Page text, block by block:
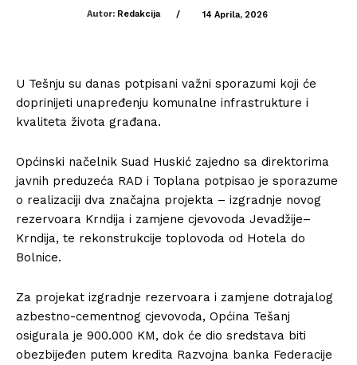
Autor: Redakcija / 14 Aprila, 2026
U Tešnju su danas potpisani važni sporazumi koji će
doprinijeti unapređenju komunalne infrastrukture i
kvaliteta života građana.
Općinski načelnik Suad Huskić zajedno sa direktorima
javnih preduzeća RAD i Toplana potpisao je sporazume
o realizaciji dva značajna projekta – izgradnje novog
rezervoara Krndija i zamjene cjevovoda Jevadžije–
Krndija, te rekonstrukcije toplovoda od Hotela do
Bolnice.
Za projekat izgradnje rezervoara i zamjene dotrajalog
azbestno-cementnog cjevovoda, Općina Tešanj
osigurala je 900.000 KM, dok će dio sredstava biti
obezbijeđen putem kredita Razvojna banka Federacije